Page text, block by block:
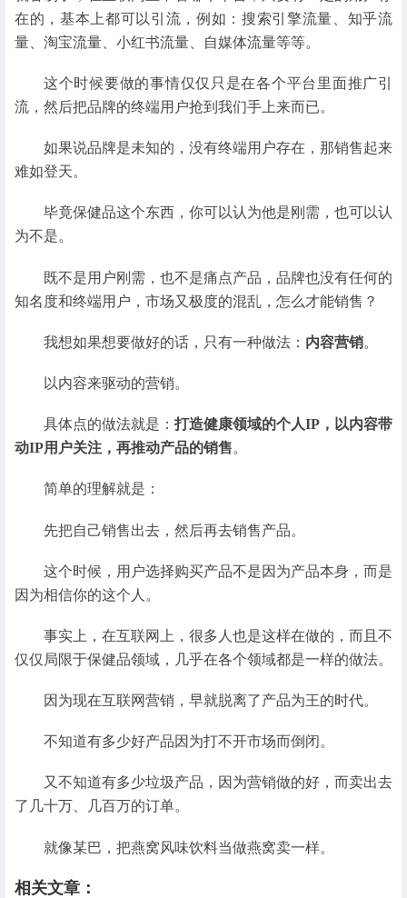
在的，基本上都可以引流，例如：搜索引擎流量、知乎流
量、淘宝流量、小红书流量、自媒体流量等等。
这个时候要做的事情仅仅只是在各个平台里面推广引
流，然后把品牌的终端用户抢到我们手上来而已。
如果说品牌是未知的，没有终端用户存在，那销售起来
难如登天。
毕竟保健品这个东西，你可以认为他是刚需，也可以认
为不是。
既不是用户刚需，也不是痛点产品，品牌也没有任何的
知名度和终端用户，市场又极度的混乱，怎么才能销售？
我想如果想要做好的话，只有一种做法： 内容营销。
以内容来驱动的营销。
具体点的做法就是： 打造健康领域的个人IP，以内容带
动IP用户关注，再推动产品的销售。
简单的理解就是：
先把自己销售出去，然后再去销售产品。
这个时候，用户选择购买产品不是因为产品本身，而是
因为相信你的这个人。
事实上，在互联网上，很多人也是这样在做的，而且不
仅仅局限于保健品领域，几乎在各个领域都是一样的做法。
因为现在互联网营销，早就脱离了产品为王的时代。
不知道有多少好产品因为打不开市场而倒闭。
又不知道有多少垃圾产品，因为营销做的好，而卖出去
了几十万、几百万的订单。
就像某巴，把燕窝风味饮料当做燕窝卖一样。
相关文章：